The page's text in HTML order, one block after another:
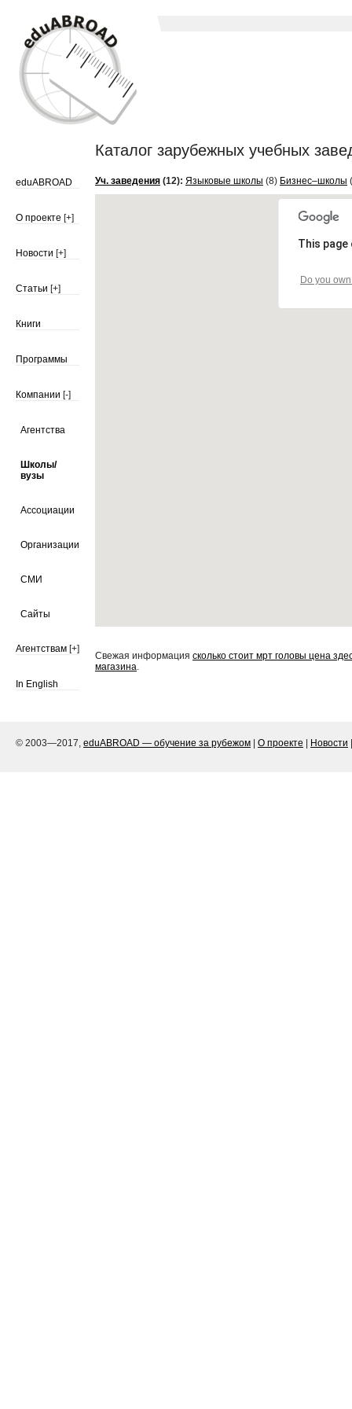
Каталог зарубежных учебных
eduABROAD
О проекте [+]
Новости [+]
Статьи [+]
Книги
Программы
Компании [-]
Агентства
Школы/
вузы
Ассоциации
Организации
СМИ
Сайты
Агентствам [+]
In English
Уч. заведения (12): Языковые школы (8) Бизнес–школы
This
Do you
Свежая информация сколько стоит мрт головы цена
магазина.
© 2003—2017, eduABROAD — обучение за рубежом О проекте Новости